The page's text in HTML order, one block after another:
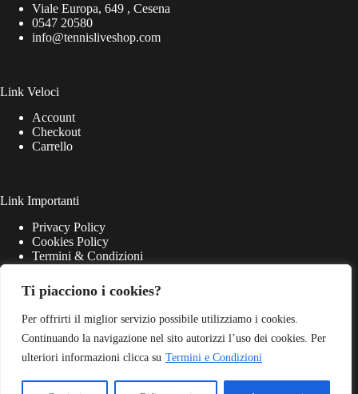
Ti piacciono i cookies?
Per offrirti il miglior servizio possibile utilizziamo i cookies.
Continuando la navigazione nel sito autorizzi l’uso dei cookies. Per
ulteriori informazioni clicca su Termini e Condizioni
Viale Europa, 649 , Cesena
0547 20580
info@tennisliveshop.com
Link Veloci
Account
Checkout
Carrello
Link Importanti
Privacy Policy
Cookies Policy
Termini & Condizioni